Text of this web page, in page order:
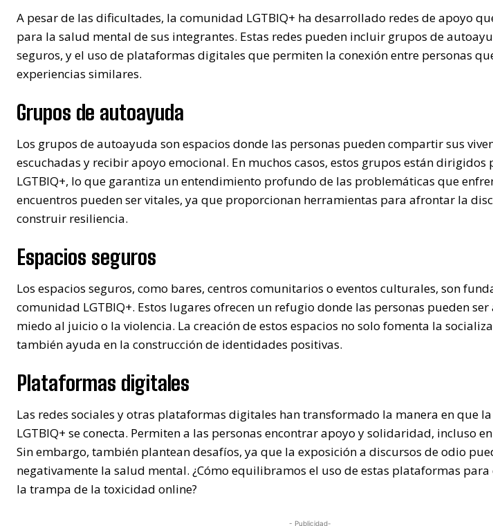
A pesar de las dificultades, la comunidad LGTBIQ+ ha desarrollado redes de apoyo
para la salud mental de sus integrantes. Estas redes pueden incluir grupos de
seguros, y el uso de plataformas digitales que permiten la conexión entre personas
experiencias similares.
Grupos de autoayuda
Los grupos de autoayuda son espacios donde las personas pueden compartir sus
escuchadas y recibir apoyo emocional. En muchos casos, estos grupos están dirigidos
LGTBIQ+, lo que garantiza un entendimiento profundo de las problemáticas que
encuentros pueden ser vitales, ya que proporcionan herramientas para afrontar la
construir resiliencia.
Espacios seguros
Los espacios seguros, como bares, centros comunitarios o eventos culturales, son
comunidad LGTBIQ+. Estos lugares ofrecen un refugio donde las personas pueden
miedo al juicio o la violencia. La creación de estos espacios no solo fomenta la
también ayuda en la construcción de identidades positivas.
Plataformas digitales
Las redes sociales y otras plataformas digitales han transformado la manera en que
LGTBIQ+ se conecta. Permiten a las personas encontrar apoyo y solidaridad, incluso
Sin embargo, también plantean desafíos, ya que la exposición a discursos de odio
negativamente la salud mental. ¿Cómo equilibramos el uso de estas plataformas para
la trampa de la toxicidad online?
- Publicidad-